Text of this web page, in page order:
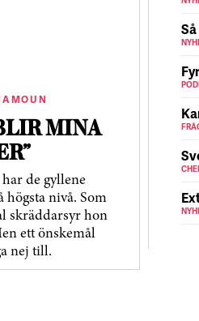
MINA
de gyllene
nivå. Som
skräddarsyr hon
ett önskemål
nej till.